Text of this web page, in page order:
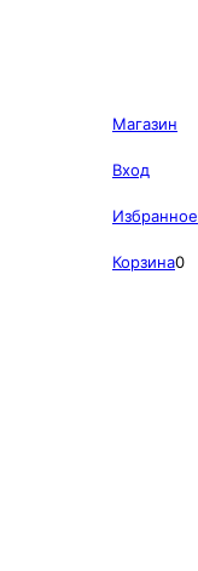
Магазин
Вход
Избранное
Корзина0